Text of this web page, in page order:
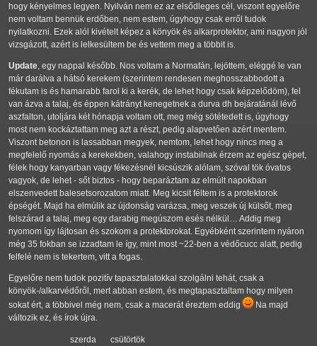
hogy kényelmes legyen. Nyilván nem ez az elsődleges cél, viszont egyelőre
nem voltam bennük erdőben, nem estem, úgyhogy csak erről tudok
nyilatkozni. Ezek alól kivételt képez a könyök és alkarprotektor, ami nagyon jól
vizsgázott, azért is lelkesültem be és vettem meg a többit is.
Update, egy nappal később. Nos voltam a Normafán, lejöttem, eléggé le van
már darálva a hátsó kerekem (szerintem rendesen meghosszabbodott a
fékutam is és hamarabb farol ki a kerék, de lehet hogy csak képzelődöm), fel
van ázva a talaj, és éppen kátrányt kenegetnek a durva dh bejáratánál lévő
aszfalton, utoljára két hónapja voltam ott, meg még sötétedett is, úgyhogy
most nem kockáztattam meg azt a részt, pedig alapvetően azért mentem.
Viszont betonon is lassabban megyek, nemtom, lehet hogy nincs meg a
megfelelő nyomás a kerekekben, valahogy instabilnak érzem az egész gépet,
félek hogy kanyarban vagy fékezésnél kicsúszik alólam, szóval tök óvatos
vagyok, de lehet - sőt biztos - hogy beparáztam az elmúlt napokban
elszenvedett balesetsorozatom miatt. Meg kicsit féltem is a protektorok
épségét. Majd ha elmúlik az újdonság varázsa, meg veszek új külsőt, meg
felszárad a talaj, meg egy darabig megúszom esés nélkül… Addig meg
nyomom így lájtosan és szokom a protektorokat. Egyébként szerintem nyáron
még 35 fokban se izzadtam le így, mint most ~22-ben a védőcucc alatt, pedig
felfelé nem is tekertem, vitt a fogas.
Egyelőre nem tudok pozitív tapasztalatokkal szolgálni tehát, csak a
könyök-/alkarvédőről, mert abban estem, és megtapasztaltam hogy milyen
sokat ért, a többivel még nem, csak a macerát éreztem eddig
Na majd
változik ez, és írok újra.
szerda
csütörtök